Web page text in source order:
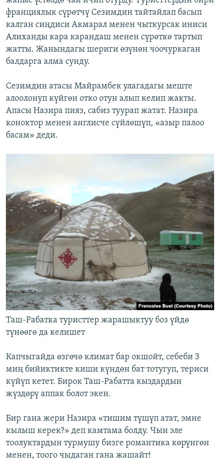
франциялык сүрөтчү Сезимдин тайтайлап басып
калган сиңдиси Акмарал менен чыткурсак иниси
Алиханды кара карандаш менен сүрөткө тартып
жатты. Жанындагы шериги өзүнөн чоочуркаган
балдарга алма сунду.
Сезимдин атасы Майрамбек улагадагы меште
алоолонуп күйгөн отко отун алып келип жакты.
Апасы Назира пияз, сабиз туурап жатат. Назира
коноктор менен англисче сүйлөшүп, «азыр палоо
басам» деди.
Таш-Рабатка туристтер жарашыктуу боз үйдө
түнөөгө да келишет
Капчыгайда өзгөчө климат бар окшойт, себеби 3
миң бийиктикте киши күндөн бат тотугуп, териси
күйүп кетет. Бирок Таш-Рабатта кыздардын
жүздөрү аппак болот экен.
Бир гана жери Назира «тишим түшүп атат, эмне
кылыш керек?» деп камтама болду. Чын эле
тоолуктардын турмушу бизге романтика көрүнгөн
менен, тоого чыдаган гана жашайт!